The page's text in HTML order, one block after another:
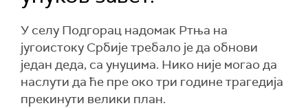
У селу Подгорац надомак Ртња на
југоистоку Србије требало је да обнови
један деда, са унуцима. Нико није могао да
наслути да ће пре око три године трагедија
прекинути велики план.